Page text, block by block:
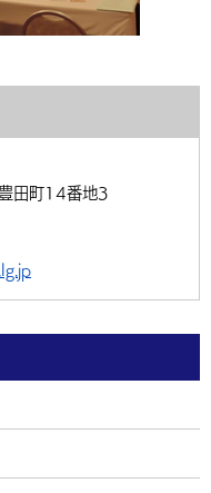
田町14番地3